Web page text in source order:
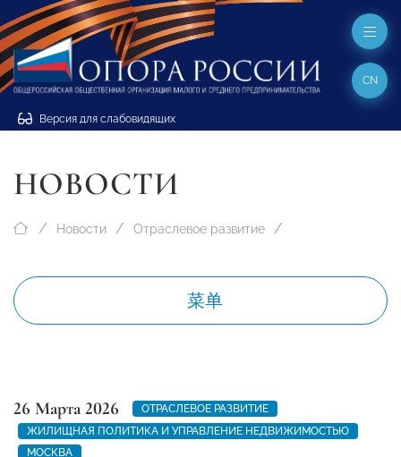
Версия для слабовидящих
CN
НОВОСТИ
Новости Отраслевое развитие
菜单
26 Марта 2026
ОТРАСЛЕВОЕ РАЗВИТИЕ
ЖИЛИЩНАЯ ПОЛИТИКА И УПРАВЛЕНИЕ НЕДВИЖИМОСТЬЮ
МОСКВА